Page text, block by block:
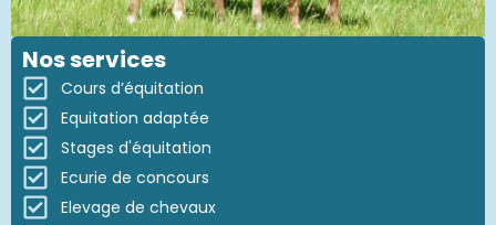
Nos services
Cours d’équitation
Equitation adaptée
Stages d'équitation
Ecurie de concours
Elevage de chevaux